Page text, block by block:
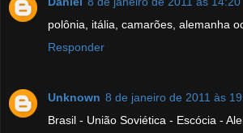
polônia, itália, camarões, alemanha
Responder
Unknown 8 de janeiro de 2011 às
Brasil - União Soviética - Escócia -